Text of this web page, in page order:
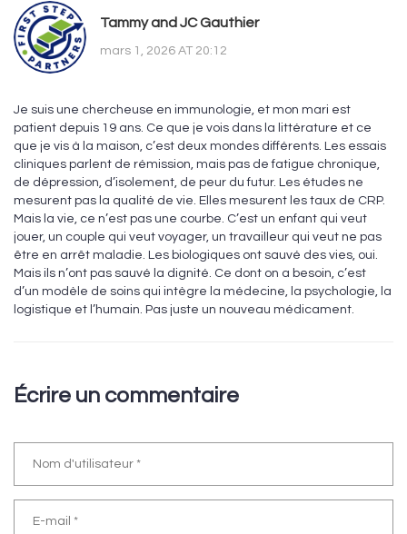
Tammy and JC Gauthier
mars 1, 2026 AT 20:12
Je suis une chercheuse en immunologie, et mon mari est
patient depuis 19 ans. Ce que je vois dans la littérature et ce
que je vis à la maison, c’est deux mondes différents. Les essais
cliniques parlent de rémission, mais pas de fatigue chronique,
de dépression, d’isolement, de peur du futur. Les études ne
mesurent pas la qualité de vie. Elles mesurent les taux de CRP.
Mais la vie, ce n’est pas une courbe. C’est un enfant qui veut
jouer, un couple qui veut voyager, un travailleur qui veut ne pas
être en arrêt maladie. Les biologiques ont sauvé des vies, oui.
Mais ils n’ont pas sauvé la dignité. Ce dont on a besoin, c’est
d’un modèle de soins qui intègre la médecine, la psychologie, la
logistique et l’humain. Pas juste un nouveau médicament.
Écrire un commentaire